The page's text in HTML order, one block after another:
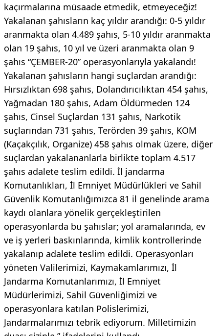
kaçırmalarına müsaade etmedik, etmeyeceğiz!
Yakalanan şahısların kaç yıldır arandığı: 0-5 yıldır
aranmakta olan 4.489 şahıs, 5-10 yıldır aranmakta
olan 19 şahıs, 10 yıl ve üzeri aranmakta olan 9
şahıs “ÇEMBER-20” operasyonlarıyla yakalandı!
Yakalanan şahısların hangi suçlardan arandığı:
Hırsızlıktan 698 şahıs, Dolandırıcılıktan 454 şahıs,
Yağmadan 180 şahıs, Adam Öldürmeden 124
şahıs, Cinsel Suçlardan 131 şahıs, Narkotik
suçlarından 731 şahıs, Terörden 39 şahıs, KOM
(Kaçakçılık, Organize) 458 şahıs olmak üzere, diğer
suçlardan yakalananlarla birlikte toplam 4.517
şahıs adalete teslim edildi. İl jandarma
Komutanlıkları, İl Emniyet Müdürlükleri ve Sahil
Güvenlik Komutanlığımızca 81 il genelinde arama
kaydı olanlara yönelik gerçekleştirilen
operasyonlarda bu şahıslar; yol aramalarında, ev
ve iş yerleri baskınlarında, kimlik kontrollerinde
yakalanıp adalete teslim edildi. Operasyonları
yöneten Valilerimizi, Kaymakamlarımızı, İl
Jandarma Komutanlarımızı, İl Emniyet
Müdürlerimizi, Sahil Güvenliğimizi ve
operasyonlara katılan Polislerimizi,
Jandarmalarımızı tebrik ediyorum. Milletimizin